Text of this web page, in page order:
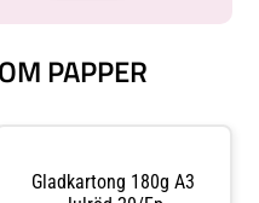
PAPPER
Gladkartong 180g A3